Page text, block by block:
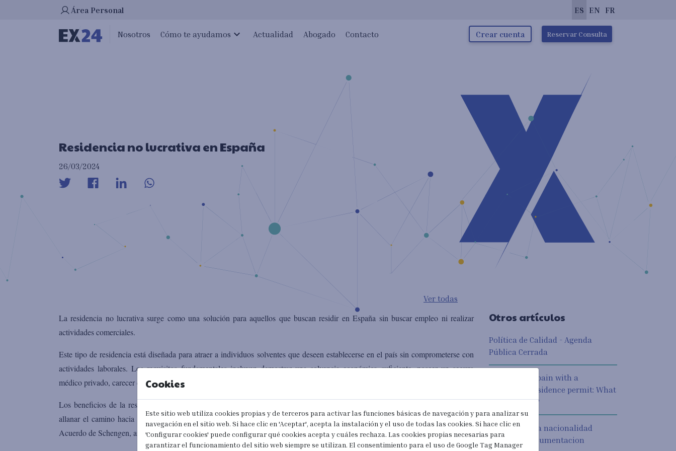
Ha ocurrido un error en la carga de la pantalla
Área Personal ES EN FR
Nosotros Cómo te ayudamos expand_more Actualidad Abogado Contacto Crear cuenta Reservar Consulta
Residencia no lucrativa en España
26/03/2024
Ver todas
La residencia no lucrativa surge como una solución para aquellos que buscan residir en España sin buscar empleo ni realizar
actividades comerciales.
Este tipo de residencia está diseñada para atraer a individuos solventes que deseen establecerse en el país sin comprometerse con
actividades laborales. Los requisitos fundamentales incluyen demostrar una solvencia económica suficiente, poseer un seguro
médico privado, carecer de antecedentes penales y cumplir con un número mínimo de días de estancia en España.
Los beneficios de la residencia no lucrativa son notables. No implica compromisos financieros adicionales en España y puede
allanar el camino hacia la obtención de la nacionalidad española. Además, permite la libre circulación dentro de los países del
Acuerdo de Schengen, ampliando así las posibilidades de viajar y explorar Europa.
Otros artículos
Política de Calidad - Agenda
Pública Cerrada
Working in Spain with a
temporary residence permit: What
are the rules?
Solicitud de la nacionalidad
española: Documentacion
Cookies
Este sitio web utiliza cookies propias y de terceros para activar las funciones básicas de navegación y para analizar su
navegación en el sitio web. Si hace clic en 'Aceptar', acepta la instalación y el uso de todas las cookies. Si hace clic en
'Configurar cookies' puede configurar qué cookies acepta y cuáles rechaza. Las cookies propias necesarias para
garantizar el funcionamiento del sitio web siempre se utilizan. El consentimiento para el uso de Google Tag Manager